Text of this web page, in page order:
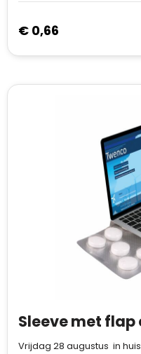
€ 0,66
Vrijdag 28 augustus in huis